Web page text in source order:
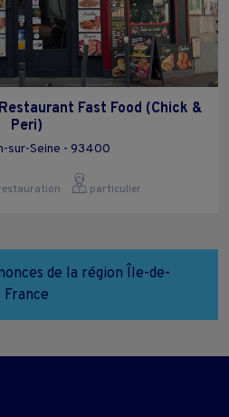
Fast Food (Chick &
Peri)
sur-Seine - 93400
particulier
de la région Île-de-
France